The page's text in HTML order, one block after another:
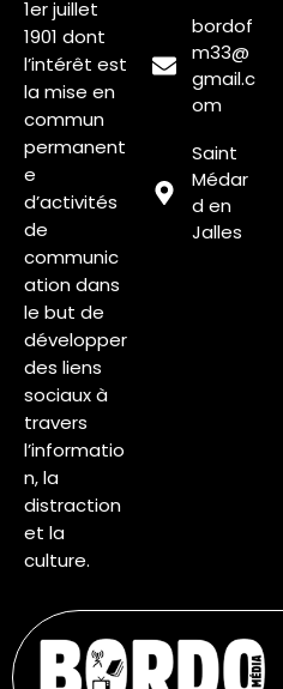
1er juillet
1901 dont
l’intérêt est
la mise en
commun
permanent
e
d’activités
de
communic
ation dans
le but de
développer
des liens
sociaux à
travers
l’informatio
n, la
distraction
et la
culture.
bordof
m33@
gmail.c
om
Saint
Médar
d en
Jalles